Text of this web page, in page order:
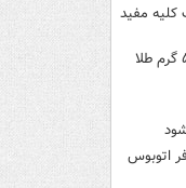
کلیه مفید
قاتلان پیرزن ۷۰ ساله همدانی با ۵۰ گرم طلا
اتوبوس